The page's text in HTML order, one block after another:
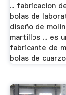
... fabricacion
bolas de
diseño de
martillos ... es
fabricante de
bolas de